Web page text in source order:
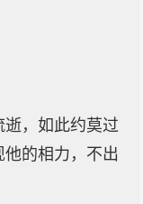
逝，如此约莫过
的相力，不出